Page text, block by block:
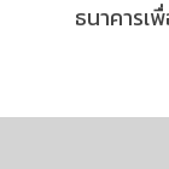
ธนาคารเ